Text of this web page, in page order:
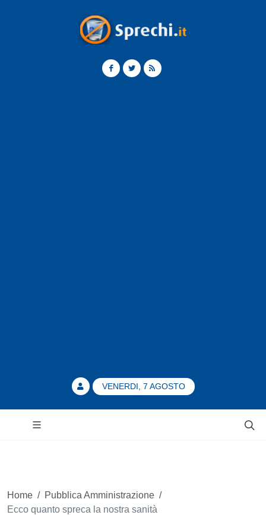
VENERDI, 7 AGOSTO
Home / Pubblica Amministrazione /
Ecco quanto spreca la nostra sanità